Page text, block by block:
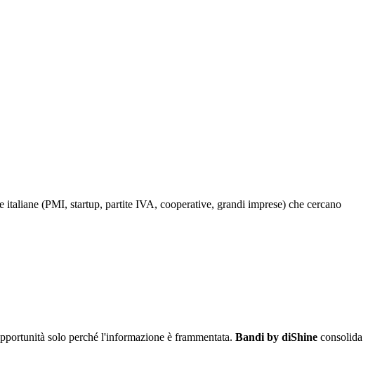
(PMI, startup, partite IVA, cooperative, grandi imprese) che cercano
solo perché l'informazione è frammentata. Bandi by diShine consolida